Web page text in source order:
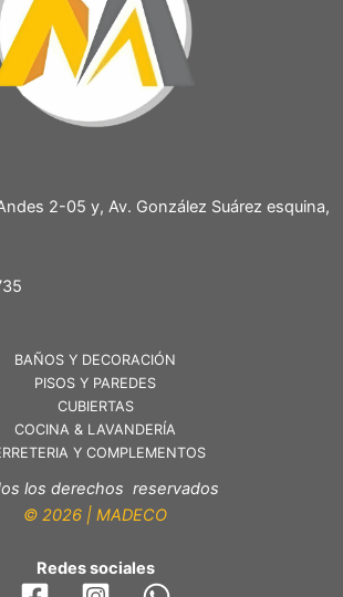
2-05 y, Av. González Suárez esquina,
BAÑOS Y DECORACIÓN
PISOS Y PAREDES
CUBIERTAS
COCINA & LAVANDERÍA
Y COMPLEMENTOS
los derechos reservados
© 2026 | MADECO
Redes sociales